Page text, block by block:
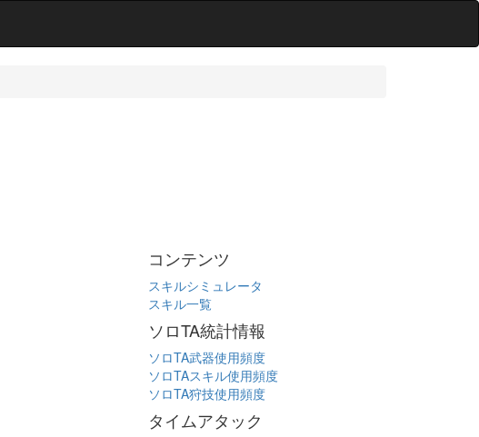
コンテンツ
スキルシミュレータ
スキル一覧
ソロTA統計情報
ソロTA武器使用頻度
ソロTAスキル使用頻度
ソロTA狩技使用頻度
タイムアタック